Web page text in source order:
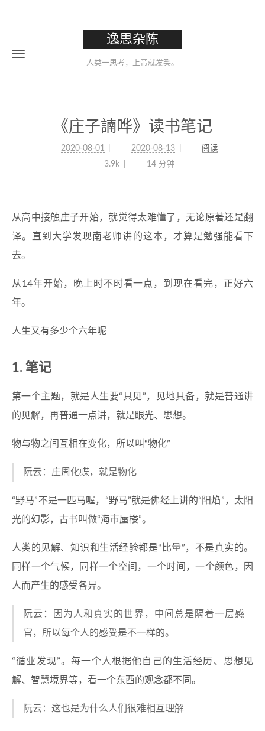
逸思杂陈
人类一思考，上帝就发笑。
《庄子諵哗》读书笔记
2020-08-01 2020-08-13
阅读
3.9k
14 分钟
从高中接触庄子开始，就觉得太难懂了，无论原著还是翻
译。直到大学发现南老师讲的这本，才算是勉强能看下
去。
从14年开始，晚上时不时看一点，到现在看完，正好六
年。
人生又有多少个六年呢
笔记
第一个主题，就是人生要“具见”，见地具备，就是普通讲
的见解，再普通一点讲，就是眼光、思想。
物与物之间互相在变化，所以叫“物化”
阮云：庄周化蝶，就是物化
“野马”不是一匹马喔，“野马”就是佛经上讲的“阳焰”，太阳
光的幻影，古书叫做“海市蜃楼”。
人类的见解、知识和生活经验都是“比量”，不是真实的。
同样一个气候，同样一个空间，一个时间，一个颜色，因
人而产生的感受各异。
阮云：因为人和真实的世界，中间总是隔着一层感
官，所以每个人的感受是不一样的。
“循业发现”。每一个人根据他自己的生活经历、思想见
解、智慧境界等，看一个东西的观念都不同。
阮云：这也是为什么人们很难相互理解